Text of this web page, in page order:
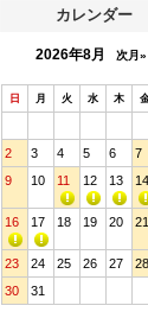
カレンダー
2026年8月 次月»
日 月 火 水 木
2
3 4 5 6 7
9
10 11 12 13 14
16 17 18 19 20 21
23 24 25 26 27 28
30
31